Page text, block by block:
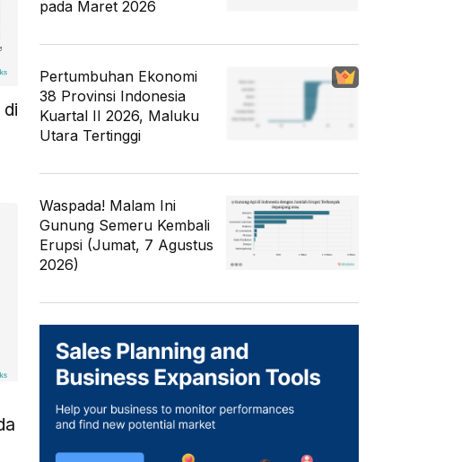
di
pada Maret 2026
Pertumbuhan Ekonomi
38 Provinsi Indonesia
Kuartal II 2026, Maluku
Utara Tertinggi
Waspada! Malam Ini
Gunung Semeru Kembali
Erupsi (Jumat, 7 Agustus
2026)